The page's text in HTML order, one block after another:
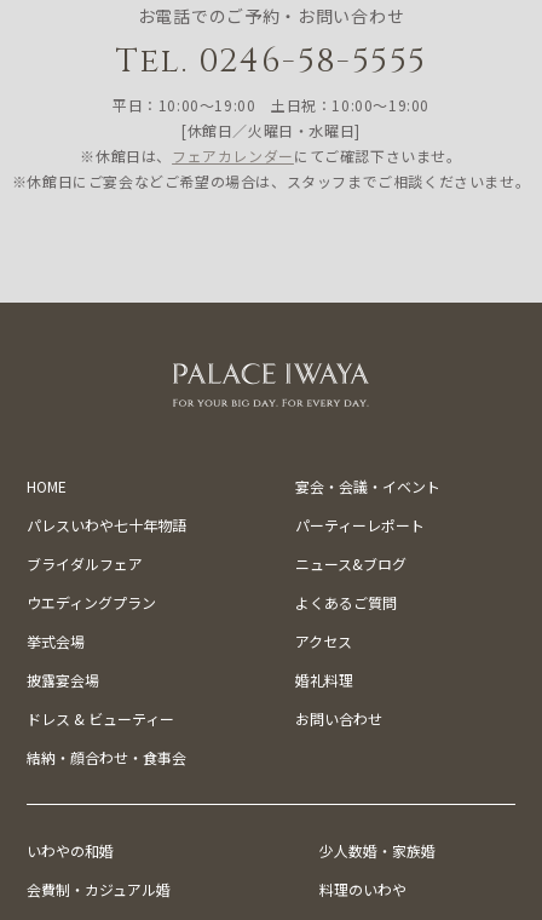
お電話でのご予約・お問い合わせ
Tel. 0246-58-5555
平日：10:00〜19:00 土日祝：10:00〜19:00
[休館日／火曜日・水曜日]
※休館日は、 フェアカレンダーにてご確認下さいませ。
※休館日にご宴会などご希望の場合は、スタッフまでご相談くださいませ。
HOME
宴会・会議・イベント
パレスいわや七十年物語
パーティーレポート
ブライダルフェア
ニュース&ブログ
ウエディングプラン
よくあるご質問
挙式会場
アクセス
披露宴会場
婚礼料理
ドレス & ビューティー
お問い合わせ
結納・顔合わせ・食事会
いわやの和婚
少人数婚・家族婚
会費制・カジュアル婚
料理のいわや